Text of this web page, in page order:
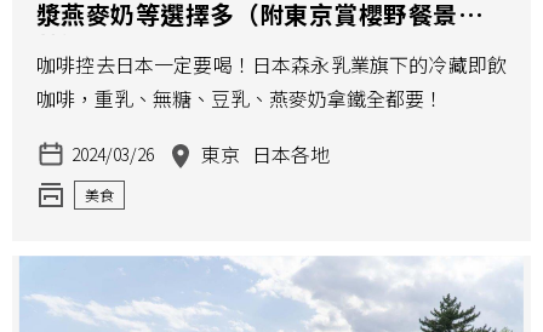
漿燕麥奶等選擇多（附東京賞櫻野餐景點推
咖啡控去日本一定要喝！日本森永乳業旗下的冷藏即飲
咖啡，重乳、無糖、豆乳、燕麥奶拿鐵全都要！
2024/03/26 東京 日本各地
美食